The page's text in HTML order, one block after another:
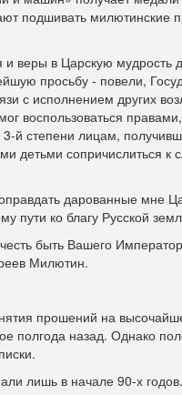
подшивать милютинские
и веры в Царскую мудрость
просьбу - повели,
с исполнением других
воспользоваться
степени лицам,
детьми сопричислиться
дарованные мне
пути ко благу Русской
быть Вашего
Милютин.
прошений на
назад. Однако
лишь в начале 90-х годов.